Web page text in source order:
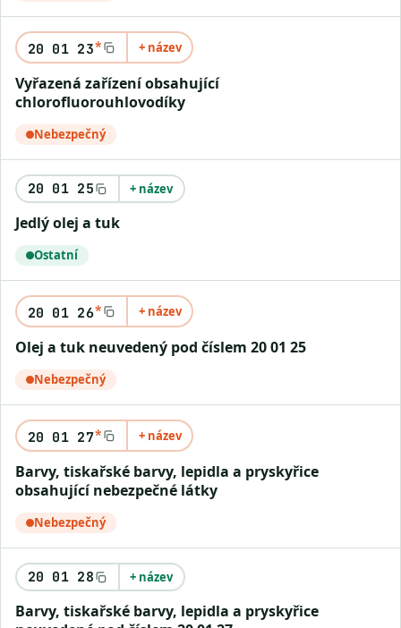
20 01 23* + název
Vyřazená zařízení obsahující
chlorofluorouhlovodíky
Nebezpečný
20 01 25 + název
Jedlý olej a tuk
Ostatní
20 01 26* + název
Olej a tuk neuvedený pod číslem 20 01 25
Nebezpečný
20 01 27* + název
Barvy, tiskařské barvy, lepidla a pryskyřice
obsahující nebezpečné látky
Nebezpečný
20 01 28 + název
Barvy, tiskařské barvy, lepidla a pryskyřice